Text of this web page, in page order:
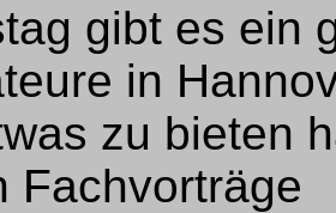
gibt es ein
in
zu bieten
Fachvorträge